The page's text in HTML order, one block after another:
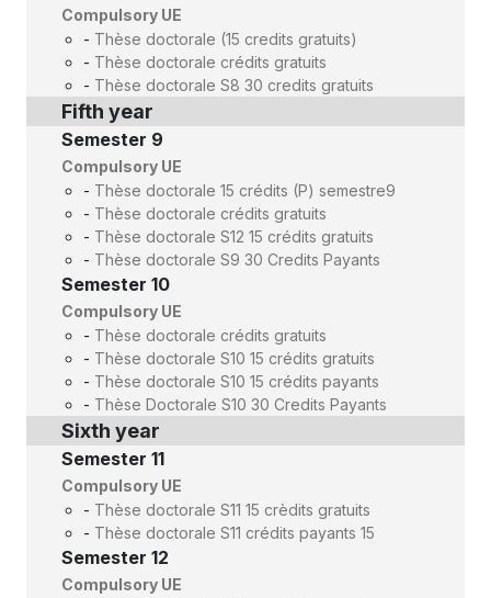
Compulsory UE
- Thèse doctorale (15 credits gratuits)
- Thèse doctorale crédits gratuits
- Thèse doctorale S8 30 credits gratuits
Fifth year
Semester 9
Compulsory UE
- Thèse doctorale 15 crédits (P) semestre9
- Thèse doctorale crédits gratuits
- Thèse doctorale S12 15 crédits gratuits
- Thèse doctorale S9 30 Credits Payants
Semester 10
Compulsory UE
- Thèse doctorale crédits gratuits
- Thèse doctorale S10 15 crédits gratuits
- Thèse doctorale S10 15 crédits payants
- Thèse Doctorale S10 30 Credits Payants
Sixth year
Semester 11
Compulsory UE
- Thèse doctorale S11 15 crèdits gratuits
- Thèse doctorale S11 crédits payants 15
Semester 12
Compulsory UE